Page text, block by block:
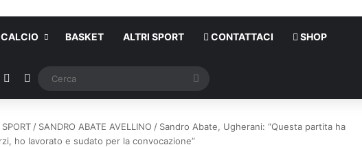
CALCIO BASKET ALTRI SPORT CONTATTACI SHOP
Tube
Instagram
WhatsApp Cerca
SPORT / SANDRO ABATE AVELLINO / Sandro Abate, Ugherani: “Questa partita ha
ho lavorato e sudato per la convocazione”